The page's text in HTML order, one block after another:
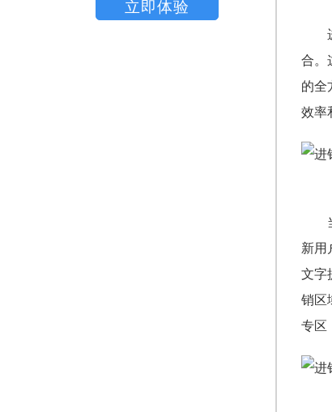
合。
的全
效率
新用
文字
销区
专区